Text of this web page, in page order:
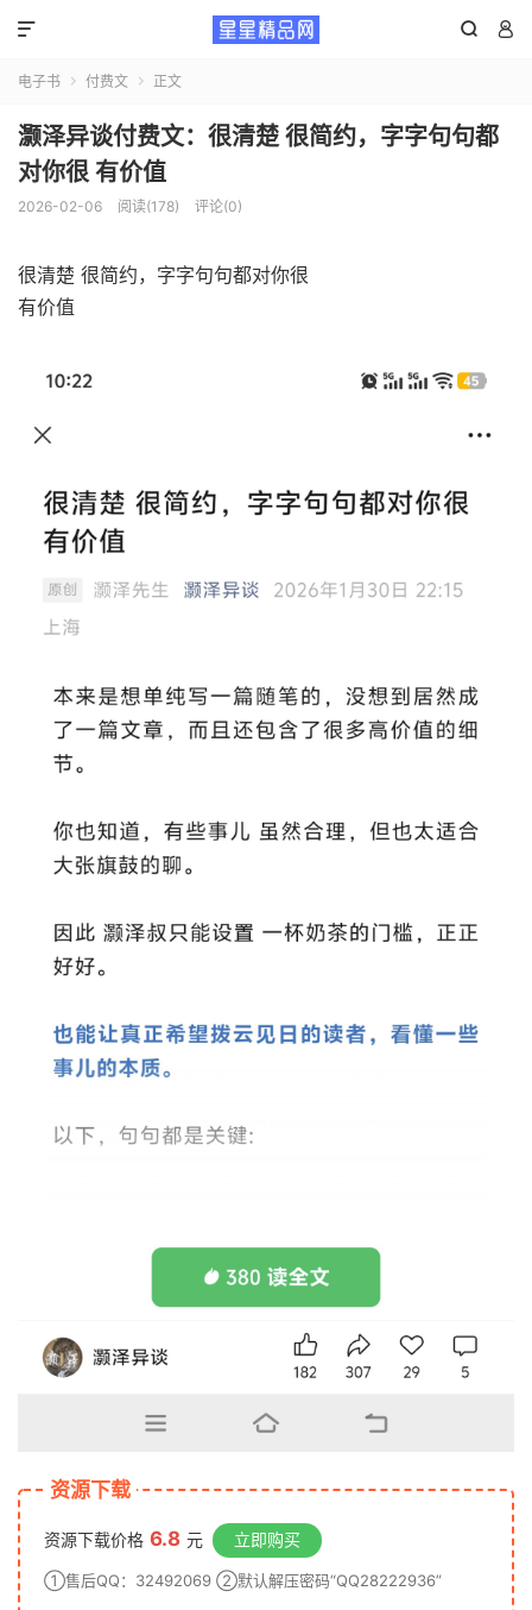
 

电子书  付费文  正文
灏泽异谈付费文：很清楚 很简约，字字句句都
对你很 有价值
2026-02-06 阅读(178) 评论(0)
很清楚 很简约，字字句句都对你很
有价值
资源下载
资源下载价格 6.8 元 立即购买
①售后QQ：32492069 ②默认解压密码“QQ28222936”